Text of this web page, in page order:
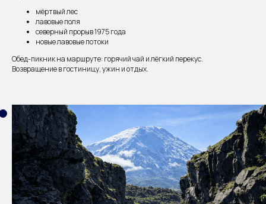
мёртвый лес
лавовые поля
северный прорыв 1975 года
новые лавовые потоки
Обед-пикник на маршруте: горячий чай и лёгкий перекус.
Возвращение в гостиницу, ужин и отдых.